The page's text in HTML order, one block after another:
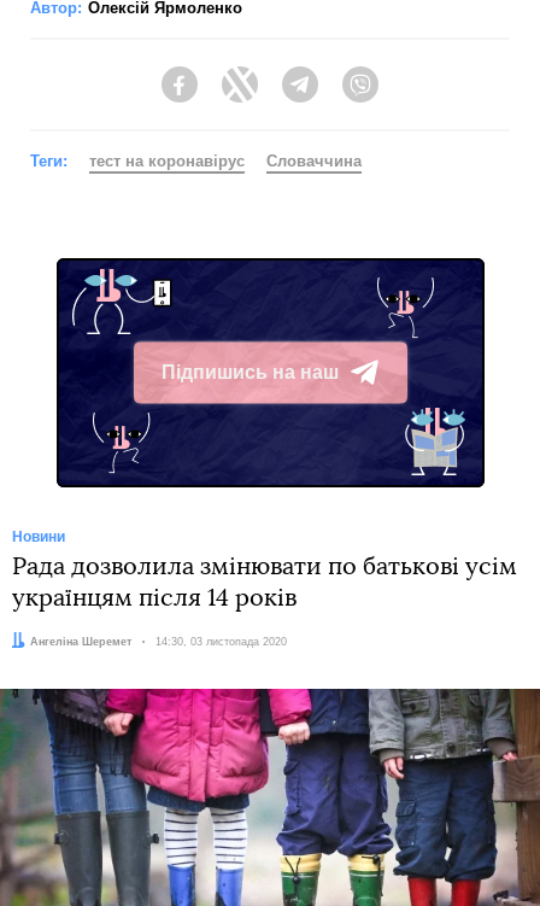
Автор: Олексій Ярмоленко
FacebookTwitter Telegram
Теги: тест на коронавірус Словаччина
Підпишись на наш
Telegram
Новини
Рада дозволила змінювати по батькові усім
українцям після 14 років
Автор:
Ангеліна Шеремет Дата:
14:30, 03 листопада 2020